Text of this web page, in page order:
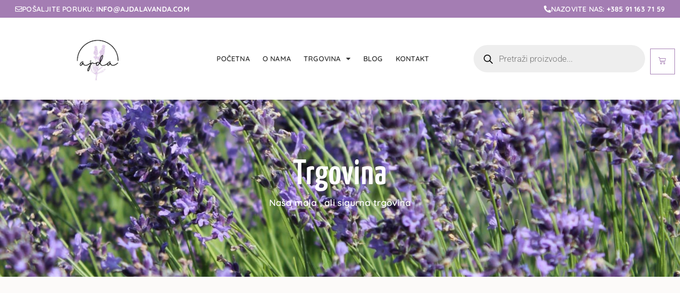
POŠALJITE PORUKU: INFO@AJDALAVANDA.COM NAZOVITE NAS: +385 91 163 71 59
POČETNA O NAMA TRGOVINA BLOG KONTAKT
Trgovina
Naša mala , ali sigurna trgovina